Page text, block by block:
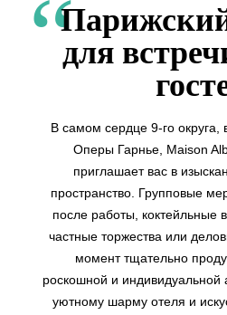
для
В самом сердце 9-го округа,
Оперы Гарнье, Maison
приглашает вас в
пространство. Групповые
после работы, коктейльные
частные торжества или
момент тщательно
роскошной и
уютному шарму отеля и